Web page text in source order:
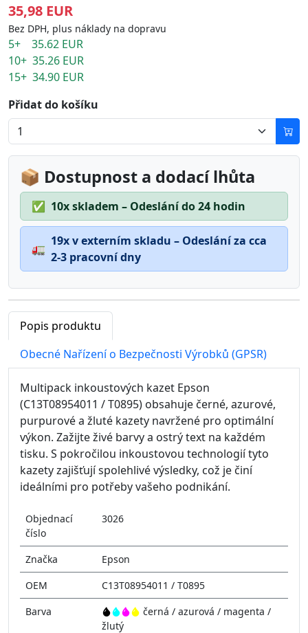
35,98 EUR
Bez DPH, plus náklady na dopravu
5+ 35.62 EUR
10+ 35.26 EUR
15+ 34.90 EUR
Přidat do košíku
📦 Dostupnost a dodací lhůta
✅ 10x skladem – Odeslání do 24 hodin
🚛
19x v externím skladu – Odeslání za cca
2-3 pracovní dny
Popis produktu
Obecné Nařízení o Bezpečnosti Výrobků (GPSR)
Multipack inkoustových kazet Epson
(C13T08954011 / T0895) obsahuje černé, azurové,
purpurové a žluté kazety navržené pro optimální
výkon. Zažijte živé barvy a ostrý text na každém
tisku. S pokročilou inkoustovou technologií tyto
kazety zajišťují spolehlivé výsledky, což je činí
ideálními pro potřeby vašeho podnikání.
Objednací
číslo
3026
Značka
Epson
OEM
C13T08954011 / T0895
Barva
černá / azurová / magenta /
žlutý